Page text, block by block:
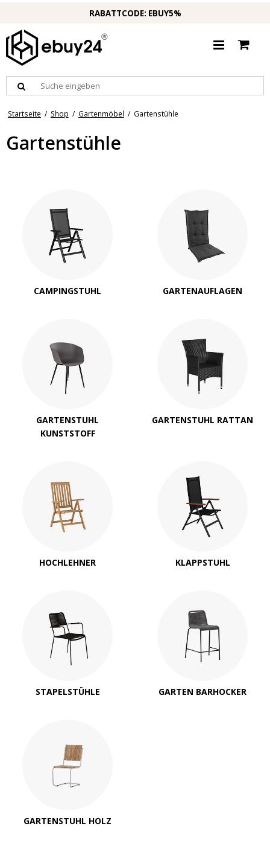
RABATTCODE: EBUY5%
Startseite / Shop / Gartenmöbel / Gartenstühle
Gartenstühle
CAMPINGSTUHL GARTENAUFLAGEN
GARTENSTUHL
KUNSTSTOFF
GARTENSTUHL RATTAN
HOCHLEHNER KLAPPSTUHL
STAPELSTÜHLE GARTEN BARHOCKER
GARTENSTUHL HOLZ